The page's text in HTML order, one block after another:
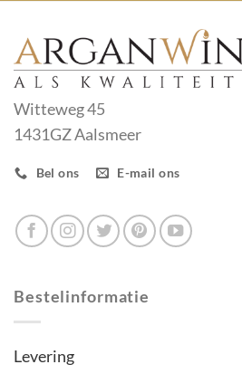
Witteweg 45
1431GZ Aalsmeer
Bel ons E-mail ons
Bestelinformatie
Levering